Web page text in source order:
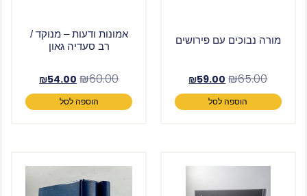
מורה נבוכים עם פירושים
₪65.00
₪59.00
הוספה לסל
אמונות ודעות – מנוקד /
רב סעדיה גאון
₪60.00
₪54.00
הוספה לסל